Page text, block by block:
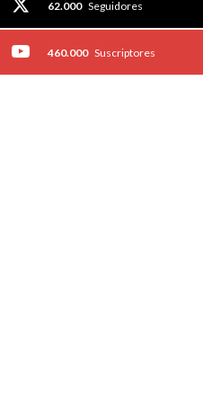
62.000 Seguidores
460.000 Suscriptores